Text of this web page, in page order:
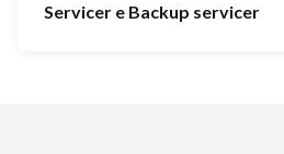
Servicer e Backup servicer